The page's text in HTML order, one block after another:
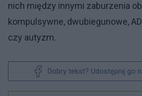
nich między innymi zaburzenia
kompulsywne, dwubiegunowe,
czy autyzm.
Dobry tekst? Udostępnij go